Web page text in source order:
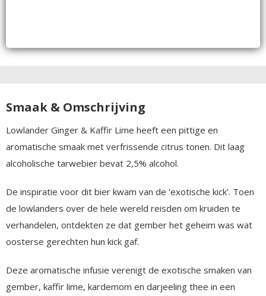
Smaak & Omschrijving
Lowlander Ginger & Kaffir Lime heeft een pittige en
aromatische smaak met verfrissende citrus tonen. Dit laag
alcoholische tarwebier bevat 2,5% alcohol.
De inspiratie voor dit bier kwam van de 'exotische kick'. Toen
de lowlanders over de hele wereld reisden om kruiden te
verhandelen, ontdekten ze dat gember het geheim was wat
oosterse gerechten hun kick gaf.
Deze aromatische infusie verenigt de exotische smaken van
gember, kaffir lime, kardemom en darjeeling thee in een